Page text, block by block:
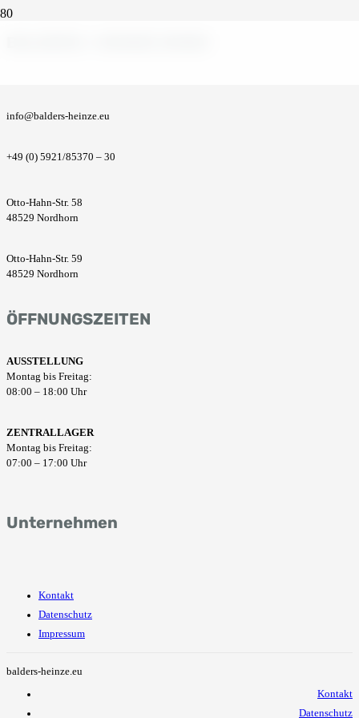
info@balders-heinze.eu
+49 (0) 5921/85370 – 30
Otto-Hahn-Str. 58
48529 Nordhorn
Otto-Hahn-Str. 59
48529 Nordhorn
ÖFFNUNGSZEITEN
AUSSTELLUNG
Montag bis Freitag:
08:00 – 18:00 Uhr
ZENTRALLAGER
Montag bis Freitag:
07:00 – 17:00 Uhr
Unternehmen
Kontakt
Datenschutz
Impressum
balders-heinze.eu
Kontakt
Datenschutz